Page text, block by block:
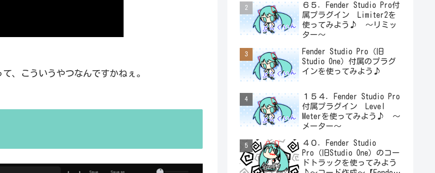
、こういうやつなんですかねぇ。
６５．Fender Studio Pro付
属プラグイン Limiter2を
使ってみよう♪ ～リミッ
ター～
Fender Studio Pro（旧
Studio One）付属のプラグ
インを使ってみよう♪
１５４．Fender Studio Pro
付属プラグイン Level
Meterを使ってみよう♪ ～
メーター～
４０．Fender Studio
Pro（旧Studio One）のコー
ドトラックを使ってみよう